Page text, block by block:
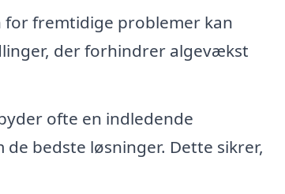
for fremtidige problemer kan
der forhindrer algevækst
ofte en indledende
bedste løsninger. Dette sikrer,